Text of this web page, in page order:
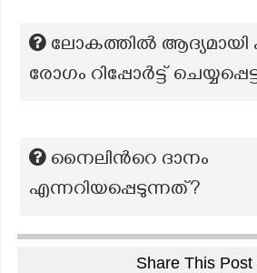
ലോകത്തിൽ
രോഗം റിപ്പോർട്ട്
നൈലിൻറെ ദാനം
എന്നറിയപ്പെടുന്നത്?
Share This